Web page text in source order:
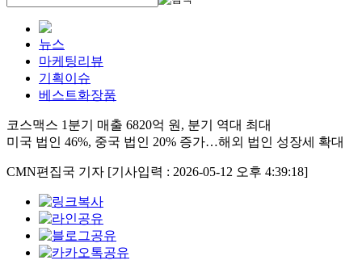
뉴스
마케팅리뷰
기획이슈
베스트화장품
코스맥스 1분기 매출 6820억 원, 분기 역대 최대
미국 법인 46%, 중국 법인 20% 증가…해외 법인 성장세 확대
CMN편집국 기자 [기사입력 : 2026-05-12 오후 4:39:18]